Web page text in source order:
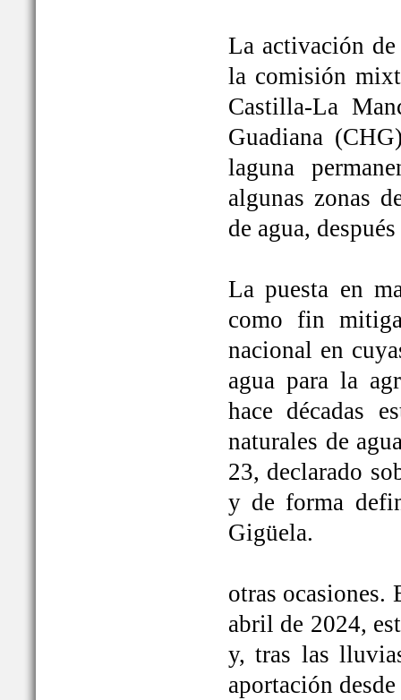
La activación
la comisión
Castilla-La
Guadiana
laguna
algunas zonas
de agua,
La puesta en
como fin
nacional en
agua para la
hace décadas
naturales de
23, declarado
y de forma
Gigüela.
otras ocasiones.
abril de 2024,
y, tras las
aportación